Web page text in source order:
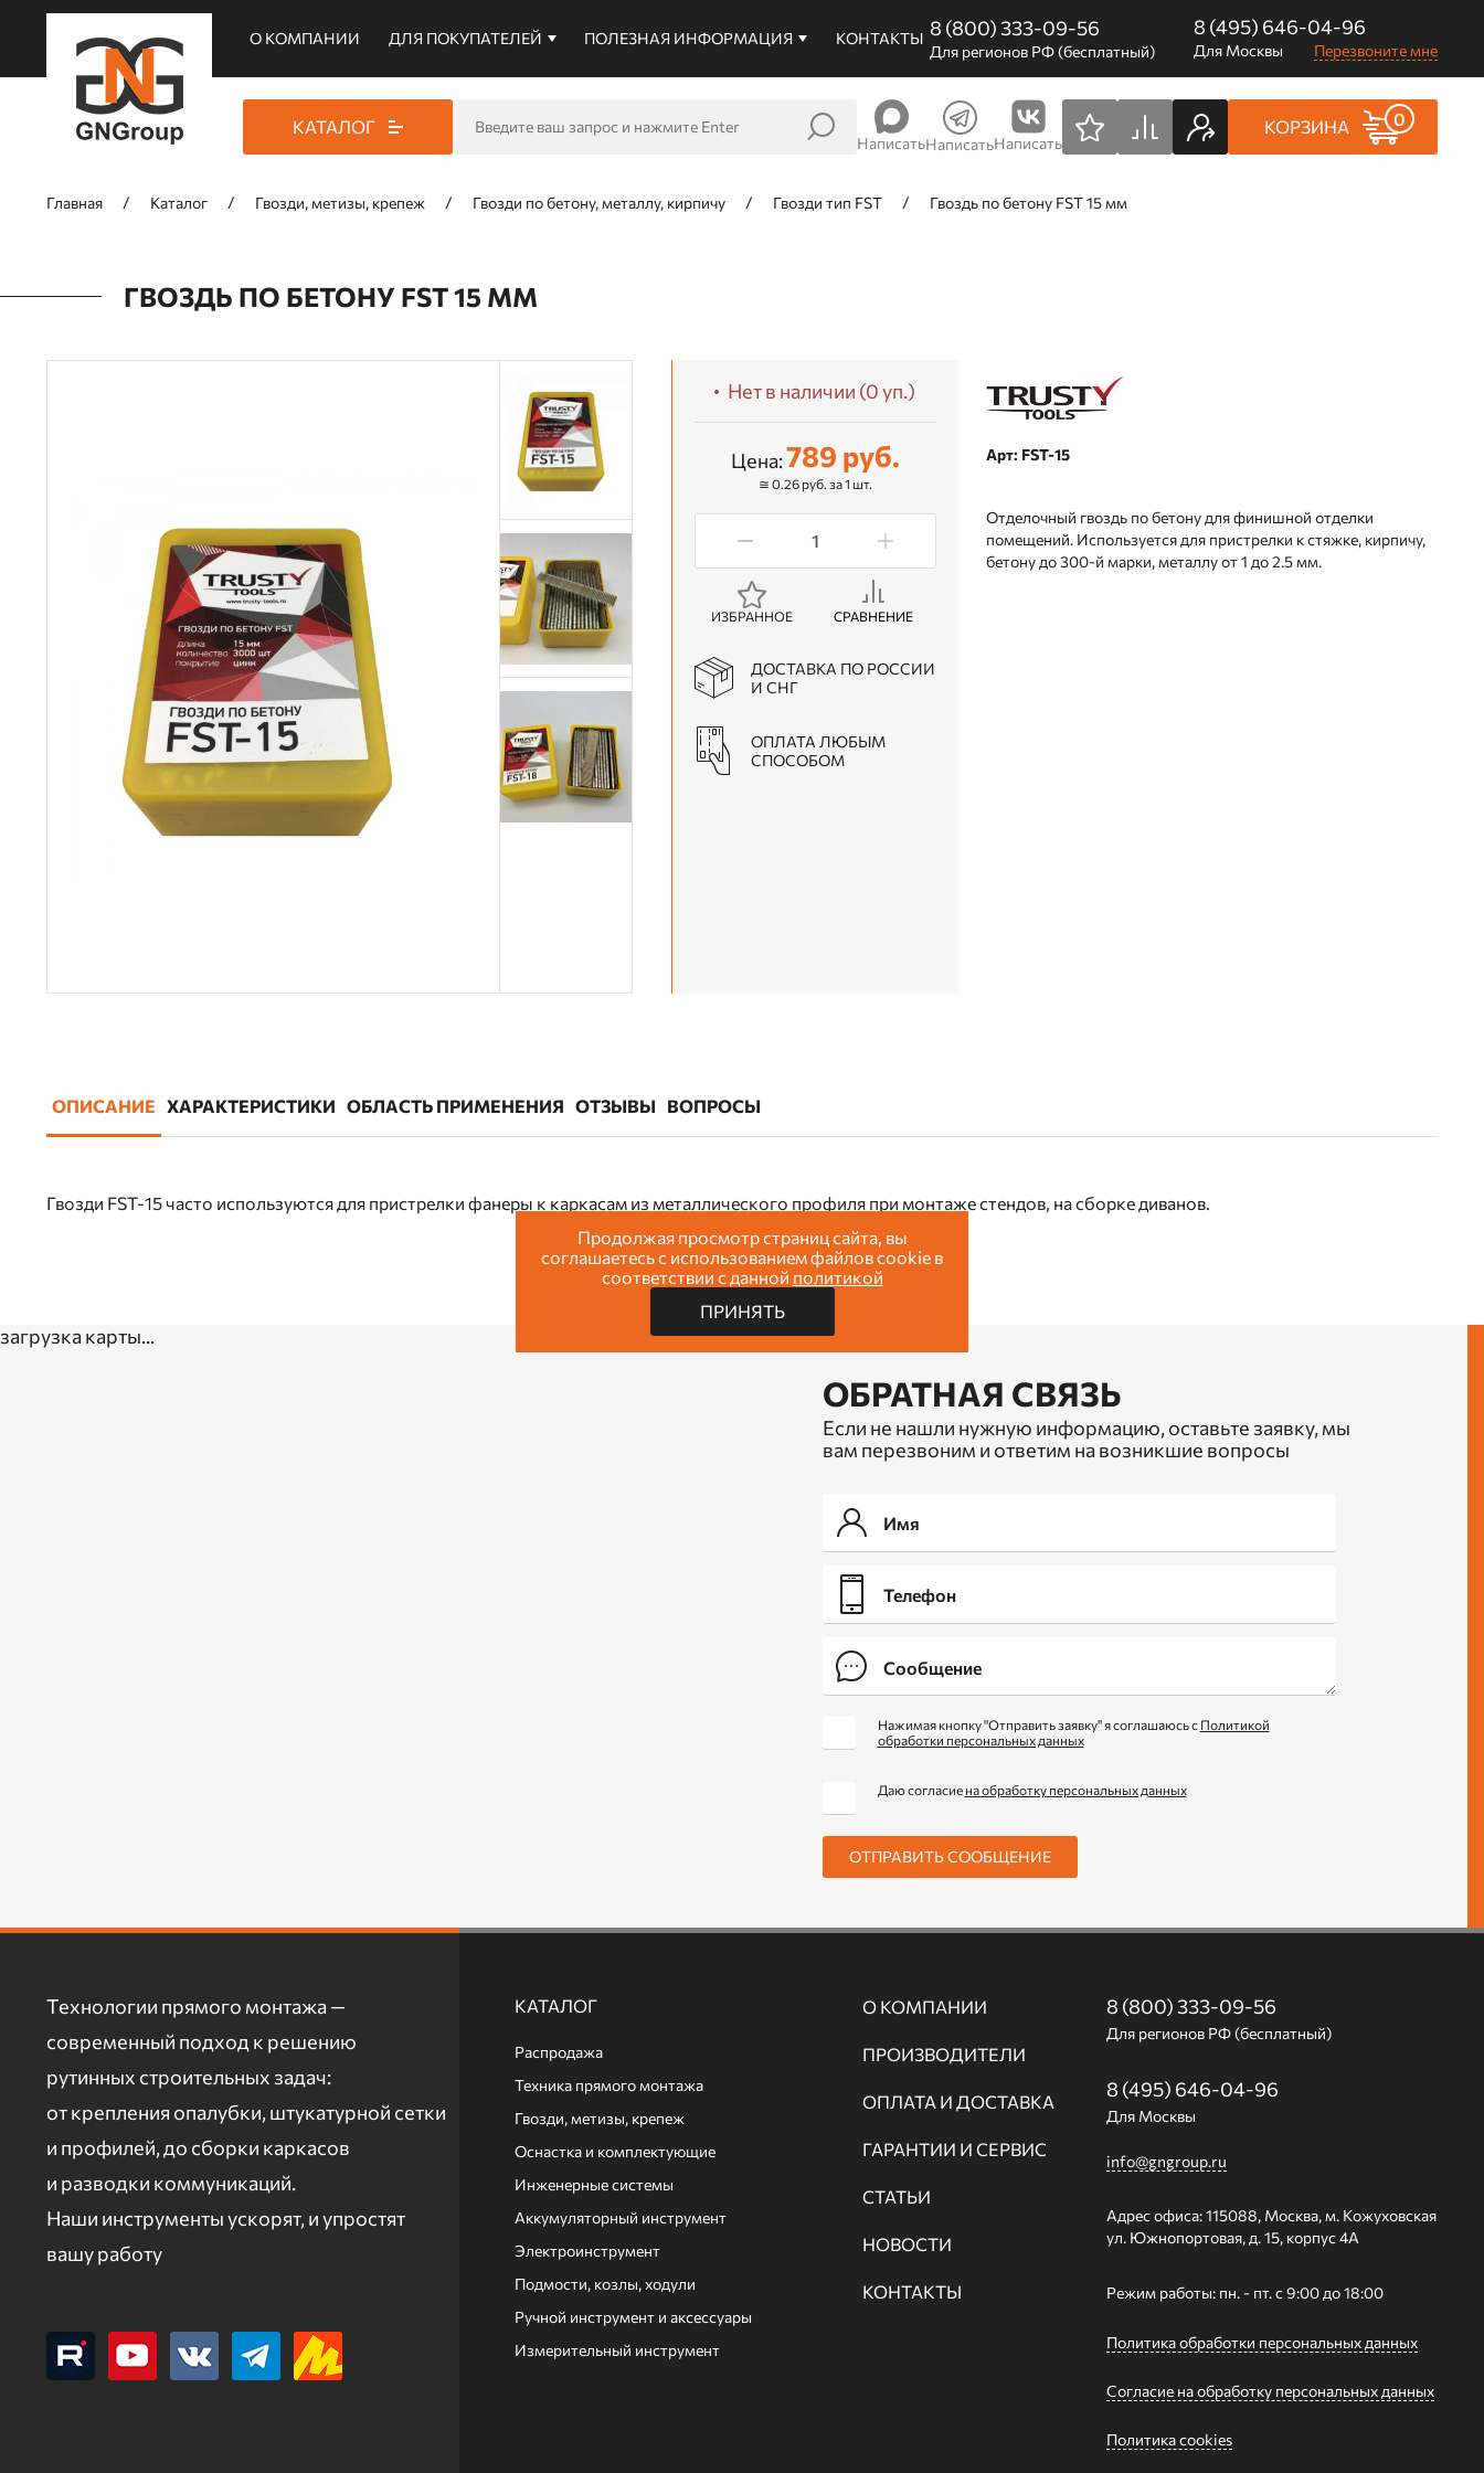
О КОМПАНИИ ДЛЯ ПОКУПАТЕЛЕЙ ПОЛЕЗНАЯ ИНФОРМАЦИЯ КОНТАКТЫ 8 (800) 333-09-56
Для регионов РФ (бесплатный)
8 (495) 646-04-96
Для Москвы Перезвоните мне
КАТАЛОГ
НаписатьНаписатьНаписать
КОРЗИНА 0
Главная Каталог Гвозди, метизы, крепеж Гвозди по бетону, металлу, кирпичу Гвозди тип FST Гвоздь по бетону FST 15 мм
ГВОЗДЬ ПО БЕТОНУ FST 15 ММ
Арт: FST-15
Отделочный гвоздь по бетону для финишной отделки
помещений. Используется для пристрелки к стяжке, кирпичу,
бетону до 300-й марки, металлу от 1 до 2.5 мм.
Нет в наличии (0 уп.)
Цена:789 руб.
≅ 0.26 руб. за 1 шт.
ИЗБРАННОЕ СРАВНЕНИЕ
ДОСТАВКА ПО РОССИИ
И СНГ
ОПЛАТА ЛЮБЫМ
СПОСОБОМ
ОПИСАНИЕ ХАРАКТЕРИСТИКИ ОБЛАСТЬ ПРИМЕНЕНИЯ ОТЗЫВЫ ВОПРОСЫ
Гвозди FST-15 часто используются для пристрелки фанеры к каркасам из металлического профиля при монтаже стендов, на сборке диванов.
загрузка карты...
ОБРАТНАЯ СВЯЗЬ
Если не нашли нужную информацию, оставьте заявку, мы
вам перезвоним и ответим на возникшие вопросы
Нажимая кнопку "Отправить заявку" я соглашаюсь с Политикой
обработки персональных данных
Даю согласие на обработку персональных данных
ОТПРАВИТЬ СООБЩЕНИЕ
Технологии прямого монтажа —
современный подход к решению
рутинных строительных задач:
от крепления опалубки, штукатурной сетки
и профилей, до сборки каркасов
и разводки коммуникаций.
Наши инструменты ускорят, и упростят
вашу работу
КАТАЛОГ
Распродажа
Техника прямого монтажа
Гвозди, метизы, крепеж
Оснастка и комплектующие
Инженерные системы
Аккумуляторный инструмент
Электроинструмент
Подмости, козлы, ходули
Ручной инcтрумент и аксессуары
Измерительный инструмент
О КОМПАНИИ
ПРОИЗВОДИТЕЛИ
ОПЛАТА И ДОСТАВКА
ГАРАНТИИ И СЕРВИС
СТАТЬИ
НОВОСТИ
КОНТАКТЫ
8 (800) 333-09-56
Для регионов РФ (бесплатный)
8 (495) 646-04-96
Для Москвы
info@gngroup.ru
Адрес офиса: 115088, Москва, м. Кожуховская
ул. Южнопортовая, д. 15, корпус 4А
Режим работы: пн. - пт. с 9:00 до 18:00
Политика обработки персональных данных
Согласие на обработку персональных данных
Политика cookies
Продолжая просмотр страниц сайта, вы
соглашаетесь с использованием файлов cookie в
соответствии с данной политикой
ПРИНЯТЬ